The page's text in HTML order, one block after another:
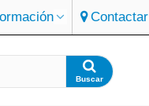
Contactar
Buscar